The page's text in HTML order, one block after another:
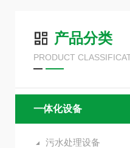
产品分类
PRODUCT
一体化设备
污水处理设备